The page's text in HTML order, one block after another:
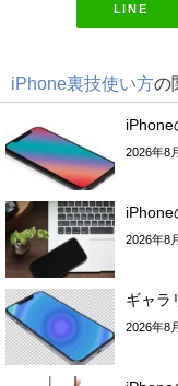
LINE
iPhone裏技使い方の
iPhone
2026年8
iPhone
2026年8
ギャラ
2026年8